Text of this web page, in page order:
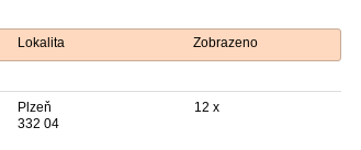
Lokalita Zobrazeno
Plzeň
332 04
12 x